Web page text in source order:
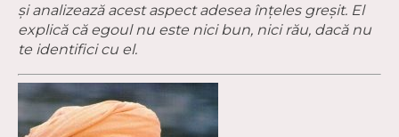
și analizează acest aspect adesea înțeles greșit. El
explică că egoul nu este nici bun, nici rău, dacă nu
te identifici cu el.